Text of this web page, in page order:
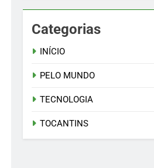
Categorias
INÍCIO
PELO MUNDO
TECNOLOGIA
TOCANTINS